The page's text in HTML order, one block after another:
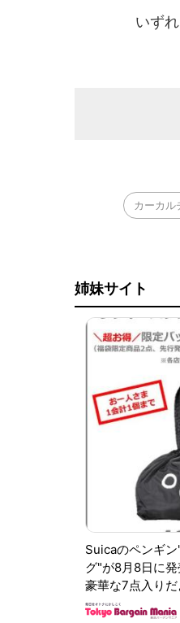
いずれ
カーカル
姉妹サイト
Suicaのペンギ
グ"が8月8日に
豪華な7点入りだ